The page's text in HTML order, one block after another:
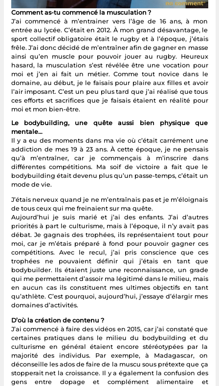
Comment as-tu commencé la musculation ?
J’ai commencé à m’entrainer vers l’âge de 16 ans, à mon
entrée au lycée. C’était en 2012. À mon grand désavantage, le
sport collectif obligatoire était le rugby et à l’époque, j’étais
frêle. J’ai donc décidé de m’entraîner afin de gagner en masse
ainsi qu’en muscle pour pouvoir jouer au rugby. Heureux
hasard, la musculation s’est révélée être une vocation pour
moi et j’en ai fait un métier. Comme tout novice dans le
domaine, au début, je le faisais pour plaire aux filles et avoir
l’air imposant. C’est un peu plus tard que j’ai réalisé que tous
ces efforts et sacrifices que je faisais étaient en réalité pour
moi et mon bien-être.
Le bodybuilding, une quête aussi bien physique que
mentale…
Il y a eu des moments dans ma vie où c’était carrément une
addiction de mes 19 à 23 ans. À cette époque, je ne pensais
qu’à m’entraîner, car je commençais à m’inscrire dans
différentes compétitions. Ma soif de victoire a fait que le
bodybuilding était devenu plus qu’un passe-temps, c’était un
mode de vie.
J’étais nerveux quand je ne m’entraînais pas et je m’éloignais
de tous ceux qui me freinaient sur ma quête.
Aujourd’hui je suis marié et j’ai des enfants. J’ai d’autres
priorités à part le culturisme, mais à l’époque, il n’y avait pas
débat. Je gagnais des trophées, ils représentaient tout pour
moi, car je m’étais préparé à fond pour pouvoir gagner ces
compétitions. Avec le recul, j’ai pris conscience que ces
trophées ne pouvaient définir qui j’étais en tant que
bodybuilder. Ils étaient juste une reconnaissance, un grade
qui me permettaient d’assoir ma légitimé dans le milieu, mais
en aucun cas ils constituent mes ultimes objectifs en tant
qu’athlète. C’est pourquoi, aujourd’hui, j’essaye d’élargir mes
domaines d’activités.
D’où la création de contenu ?
J’ai commencé à faire des vidéos en 2015, car j’ai constaté que
certaines pratiques dans le milieu du bodybuilding et du
culturisme en général étaient encore stéréotypées par la
majorité des individus. Par exemple, à Madagascar, on
déconseille les ados de faire de la muscu sous prétexte que ça
stopperait net la croissance. Il y a également la confusion des
gens entre dopage et complément alimentaire et